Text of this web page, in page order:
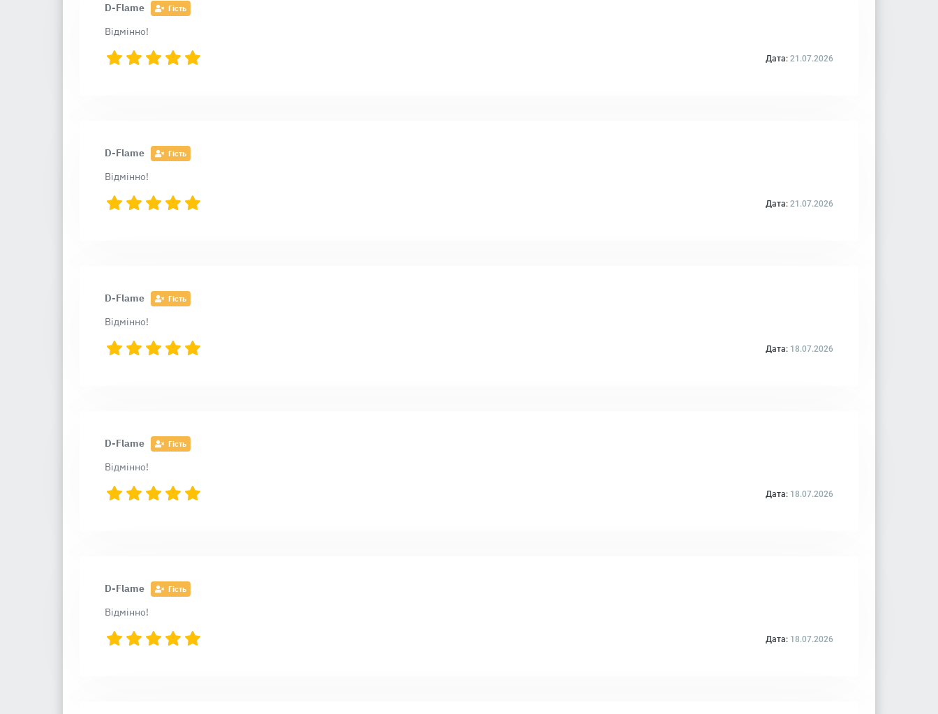
D-Flame Гість
Відмінно!
Дата: 21.07.2026
D-Flame Гість
Відмінно!
Дата: 21.07.2026
D-Flame Гість
Відмінно!
Дата: 18.07.2026
D-Flame Гість
Відмінно!
Дата: 18.07.2026
D-Flame Гість
Відмінно!
Дата: 18.07.2026